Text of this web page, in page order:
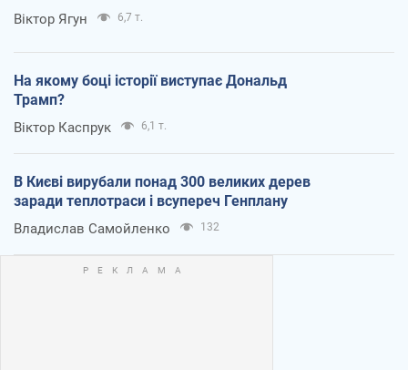
Віктор Ягун 6,7 т.
На якому боці історії виступає Дональд
Трамп?
Віктор Каспрук 6,1 т.
В Києві вирубали понад 300 великих дерев
заради теплотраси і всупереч Генплану
Владислав Самойленко 132